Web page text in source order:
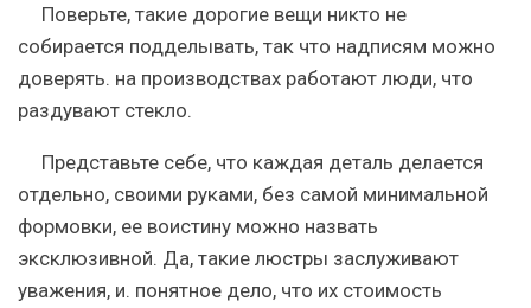
Поверьте, такие дорогие вещи никто не
собирается подделывать, так что надписям можно
доверять. на производствах работают люди, что
раздувают стекло.
Представьте себе, что каждая деталь делается
отдельно, своими руками, без самой минимальной
формовки, ее воистину можно назвать
эксклюзивной. Да, такие люстры заслуживают
уважения, и. понятное дело, что их стоимость